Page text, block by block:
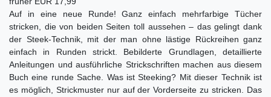
Auf in eine neue Runde! Ganz einfach mehrfarbige Tücher
stricken, die von beiden Seiten toll aussehen – das gelingt dank
der Steek-Technik, mit der man ohne lästige Rückreihen ganz
einfach in Runden strickt. Bebilderte Grundlagen, detaillierte
Anleitungen und ausführliche Strickschriften machen aus diesem
Buch eine runde Sache. Was ist Steeking? Mit dieser Technik ist
es möglich, Strickmuster nur auf der Vorderseite zu stricken. Das